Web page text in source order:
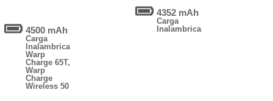
4500 mAh
Carga
Inalambrica
Warp
Charge 65T,
Warp
Charge
Wireless 50
4352 mAh
Carga
Inalambrica